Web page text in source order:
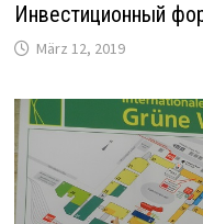
Инвестиционный
März 12, 2019